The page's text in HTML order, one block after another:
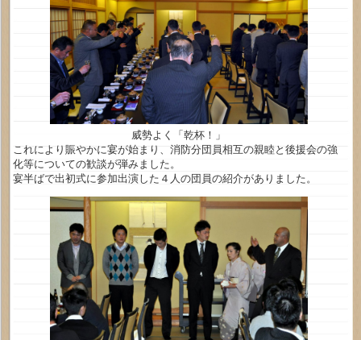
威勢よく「乾杯！」
これにより賑やかに宴が始まり、消防分団員相互の親睦と後援会の強
化等についての歓談が弾みました。
宴半ばで出初式に参加出演した４人の団員の紹介がありました。